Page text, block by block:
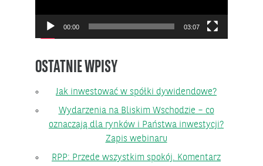
00:00 03:07
OSTATNIE WPISY
Jak inwestować w spółki dywidendowe?
Wydarzenia na Bliskim Wschodzie – co
oznaczają dla rynków i Państwa inwestycji?
Zapis webinaru
RPP: Przede wszystkim spokój. Komentarz